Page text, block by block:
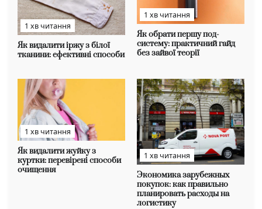
1 хв читання
Як видалити іржу з білої
тканини: ефективні способи
1 хв читання
Як обрати першу под-
систему: практичний гайд
без зайвої теорії
1 хв читання
Як видалити жуйку з
куртки: перевірені способи
очищення
1 хв читання
Экономика зарубежных
покупок: как правильно
планировать расходы на
логистику